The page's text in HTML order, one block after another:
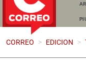
CORREO > EDICION >